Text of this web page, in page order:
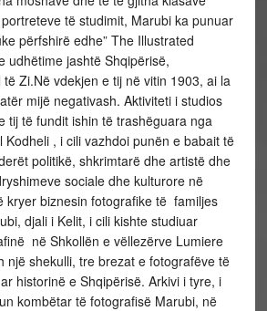
të studimit, Marubi ka punuar
përfshirë edhe” The Illustrated
udhëtime jashtë Shqipërisë,
Zi.Në vdekjen e tij në vitin 1903, ai la
mijë negativash. Aktiviteti i studios
tij të fundit ishin të trashëguara nga
, i cili vazhdoi punën e babait të
politikë, shkrimtarë dhe artistë dhe
sociale dhe kulturore në
kryer biznesin fotografike të familjes
djali i Kelit, i cili kishte studiuar
në Shkollën e vëllezërve Lumiere
një shekulli, tre brezat e fotografëve të
historinë e Shqipërisë. Arkivi i tyre, i
kombëtar të fotografisë Marubi, në